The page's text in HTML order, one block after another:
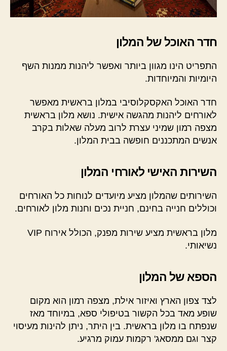
חדר האוכל של המלון
התפריט הינו מגוון ביותר ואפשר ליהנות ממנות השף
היומיות והמיוחדות.
חדר האוכל האקסקלוסיבי במלון בראשית מאפשר
לאורחים ליהנות מהגשה אישית. נושא מלון בראשית
מצפה רמון שמיני עצרת לרוב מעלה שאלות בקרב
אנשים המתכננים חופשה בבית המלון.
השירות האישי לאורחי המלון
השירותים שהמלון מציע מיועדים לנוחות כל האורחים
וכוללים חנייה בחינם, חניית נכים וחנות מלון לאורחים.
מלון בראשית מציע שירות מפנק, הכולל אירוח VIP
נשיאותי.
הספא של המלון
לצד צפון הארץ ואיזור אילת, מצפה רמון הוא מקום
שופע מאד בכל הקשור בטיפולי ספא, במיוחד מאז
שנפתח בו מלון בראשית. בין היתר, ניתן להינות מעיסוי
קצר וגם ממסאג' רקמות עמוק מרגיע.